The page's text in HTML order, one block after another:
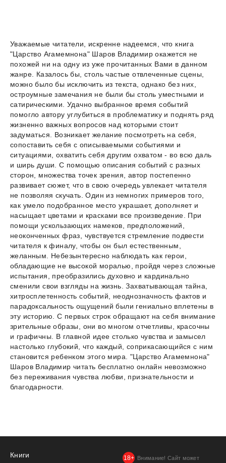
Уважаемые читатели, искренне надеемся, что книга
"Царство Агамемнона" Шаров Владимир окажется не
похожей ни на одну из уже прочитанных Вами в данном
жанре. Казалось бы, столь частые отвлеченные сцены,
можно было бы исключить из текста, однако без них,
остроумные замечания не были бы столь уместными и
сатирическими. Удачно выбранное время событий
помогло автору углубиться в проблематику и поднять ряд
жизненно важных вопросов над которыми стоит
задуматься. Возникает желание посмотреть на себя,
сопоставить себя с описываемыми событиями и
ситуациями, охватить себя другим охватом - во всю даль
и ширь души. С помощью описания событий с разных
сторон, множества точек зрения, автор постепенно
развивает сюжет, что в свою очередь увлекает читателя
не позволяя скучать. Один из немногих примеров того,
как умело подобранное место украшает, дополняет и
насыщает цветами и красками все произведение. При
помощи ускользающих намеков, предположений,
неоконченных фраз, чувствуется стремление подвести
читателя к финалу, чтобы он был естественным,
желанным. Небезынтересно наблюдать как герои,
обладающие не высокой моралью, пройдя через сложные
испытания, преобразились духовно и кардинально
сменили свои взгляды на жизнь. Захватывающая тайна,
хитросплетенность событий, неоднозначность фактов и
парадоксальность ощущений были гениально вплетены в
эту историю. С первых строк обращают на себя внимание
зрительные образы, они во многом отчетливы, красочны
и графичны. В главной идее столько чувства и замысел
настолько глубокий, что каждый, соприкасающийся с ним
становится ребенком этого мира. "Царство Агамемнона"
Шаров Владимир читать бесплатно онлайн невозможно
без переживания чувства любви, признательности и
благодарности.
Книги
Внимание! Сайт может